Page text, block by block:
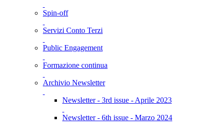
Spin-off
Servizi Conto Terzi
Public Engagement
Formazione continua
Archivio Newsletter
Newsletter - 3rd issue - Aprile 2023
Newsletter - 6th issue - Marzo 2024